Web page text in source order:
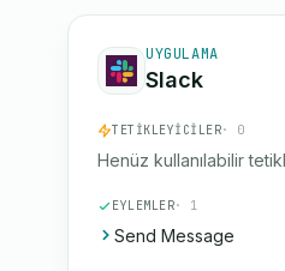
UYGULAMA
Slack
TETIKLEYICILER· 0
Henüz kullanılabilir
EYLEMLER· 1
Send Message